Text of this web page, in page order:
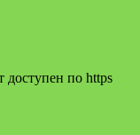
доступен по https